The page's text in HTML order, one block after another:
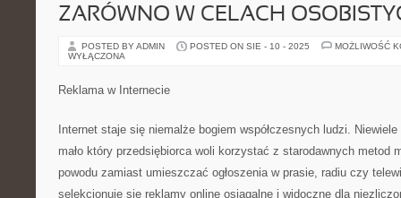
ZARÓWNO W CELACH
POSTED BY ADMIN POSTED ON SIE - 10 - 2025
MOŻLIWOŚĆ
WYŁĄCZONA
Reklama w Internecie
Internet staje się niemalże bogiem współczesnych ludzi.
mało który przedsiębiorca woli korzystać z starodawnych metod
powodu zamiast umieszczać ogłoszenia w prasie, radiu czy
selekcjonuje się reklamy online osiągalne i widoczne dla